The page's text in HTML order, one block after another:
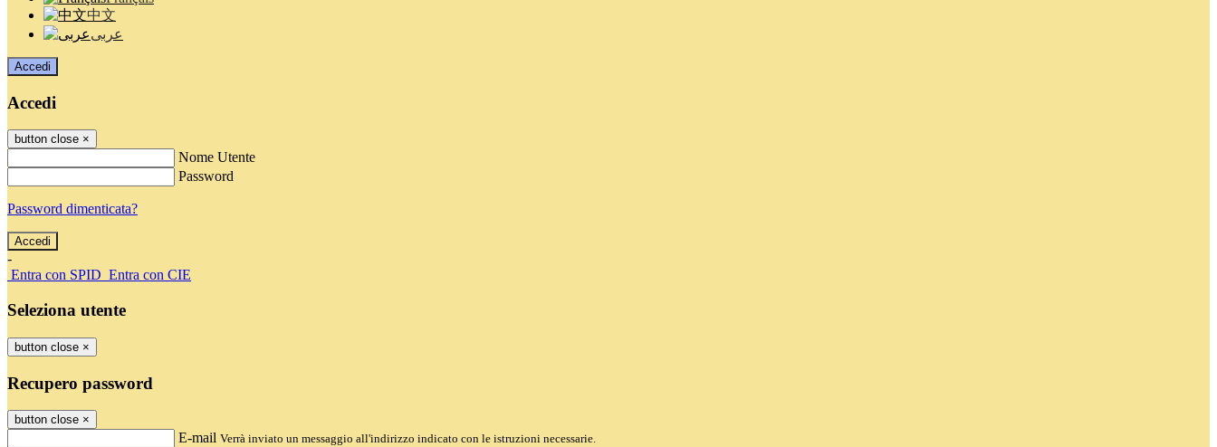
中文
عربى
Accedi
Accedi
button close ×
Nome Utente
Password
Password dimenticata?
-
Entra con SPID Entra con CIE
Seleziona utente
button close ×
Recupero password
button close ×
E-mail Verrà inviato un messaggio all'indirizzo indicato con le istruzioni necessarie.